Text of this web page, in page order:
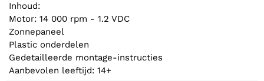
Inhoud:
Motor: 14 000 rpm - 1.2 VDC
Zonnepaneel
Plastic onderdelen
Gedetailleerde montage-instructies
Aanbevolen leeftijd: 14+